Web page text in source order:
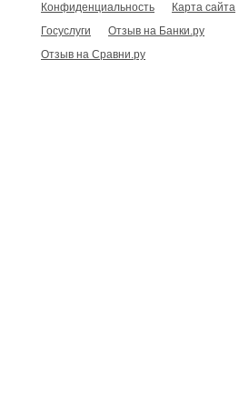
Конфиденциальность
Карта сайта
Госуслуги
Отзыв на Банки.ру
Отзыв на Сравни.ру